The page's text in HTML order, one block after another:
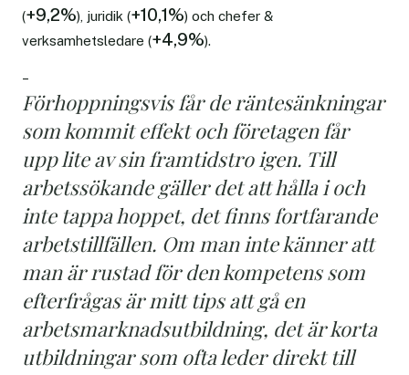
(+9,2%), juridik (+10,1%) och chefer &
verksamhetsledare (+4,9%).
–
Förhoppningsvis får de räntesänkningar
som kommit effekt och företagen får
upp lite av sin framtidstro igen. Till
arbetssökande gäller det att hålla i och
inte tappa hoppet, det finns fortfarande
arbetstillfällen. Om man inte känner att
man är rustad för den kompetens som
efterfrågas är mitt tips att gå en
arbetsmarknadsutbildning, det är korta
utbildningar som ofta leder direkt till